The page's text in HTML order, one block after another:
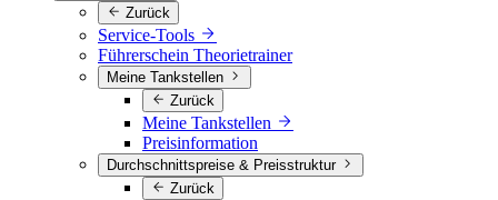
Zurück
Service-Tools
Führerschein Theorietrainer
Meine Tankstellen
Zurück
Meine Tankstellen
Preisinformation
Durchschnittspreise & Preisstruktur
Zurück